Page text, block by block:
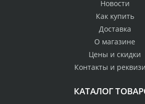
Новости
Как купить
Доставка
О магазине
Цены и скидки
Контакты и
КАТАЛОГ